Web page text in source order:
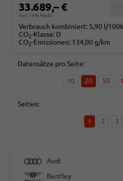
33.689,– €
incl. 19% MwSt.
Verbrauch kombiniert: 5,90 l/
CO2-Klasse: D
CO2-Emissionen: 134,00 g/km
Datensätze pro Seite:
10 20 50
Seiten:
1 2 3
Audi
Bentley